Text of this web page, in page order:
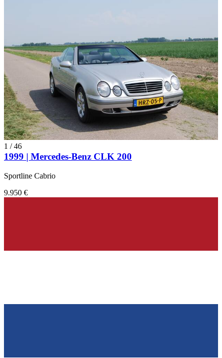
1 /46
1999 | Mercedes-Benz CLK 200
Sportline Cabrio
9.950 €